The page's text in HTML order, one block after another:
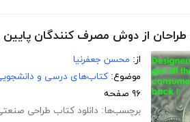
طراحان از دوش مصرف کنندگان پایین
از: محسن جعفرنیا
موضوع: کتاب‌های درسی و
۹۶ صفحه
برچسب‌ها: دانلود کتاب طراحی